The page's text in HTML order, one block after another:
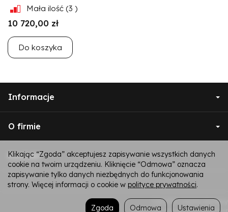
Mała ilość (3 )
10 720,00 zł
Do koszyka
Informacje
O firmie
Kontakt
*) brutto +
koszty dostawy
Klikając “Zgoda” akceptujesz zapisywanie wszystkich danych
cookie na twoim urządzeniu. Kliknięcie “Odmowa” oznacza
zapisywanie tylko danych niezbędnych do funkcjonowania
strony. Więcej informacji o cookie w polityce prywatności.
Ustawienia
Odmowa
Zgoda